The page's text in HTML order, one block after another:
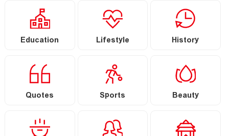
Education Lifestyle History
Quotes Sports Beauty